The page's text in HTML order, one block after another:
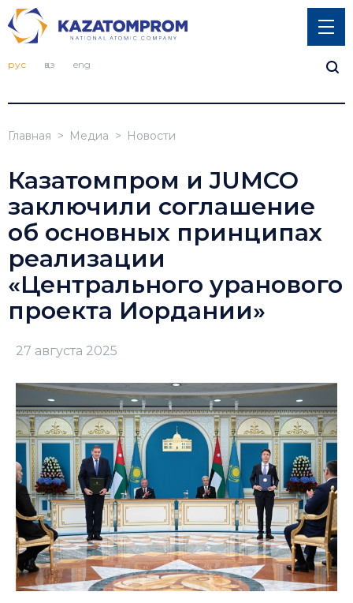
рус қаз eng
Главная Медиа Новости
Казатомпром и JUMCO
заключили соглашение
об основных принципах
реализации
«Центрального уранового
проекта Иордании»
27 августа 2025